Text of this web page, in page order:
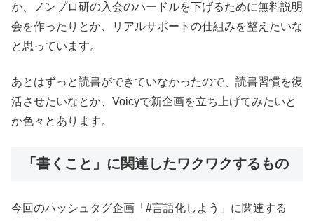
か、ノンプロ研の入会のハードルを下げるために無料説明
会を作ったりとか、リアルサポートの仕組みを整えたいな
と思っています。
あとはずっと読書ができていなかったので、読書習慣を復
活させたいなとか、Voicyで新企画を立ち上げてみたいと
か色々とあります。
「書くこと」に関連したワクワクするもの
今回のハッシュタグ企画「#言語化しよう」に関連する